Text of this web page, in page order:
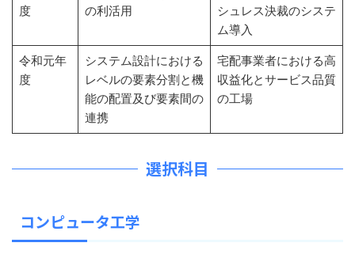
度
の利活用
シュレス決裁のシステ
ム導入
令和元年
度
システム設計における
レベルの要素分割と機
能の配置及び要素間の
連携
宅配事業者における高
収益化とサービス品質
の工場
選択科目
コンピュータ工学